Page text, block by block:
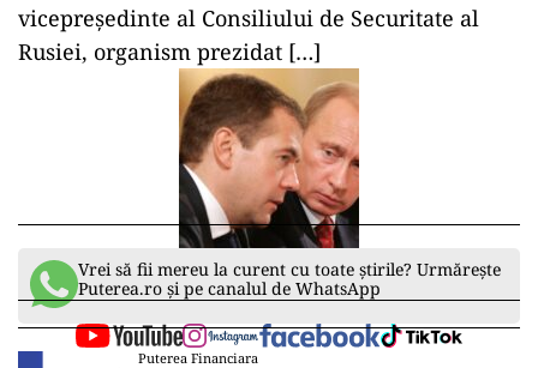
vicepreşedinte al Consiliului de Securitate al
Rusiei, organism prezidat […]
Vrei să fii mereu la curent cu toate știrile? Urmărește
Puterea.ro și pe canalul de WhatsApp
Puterea Financiara